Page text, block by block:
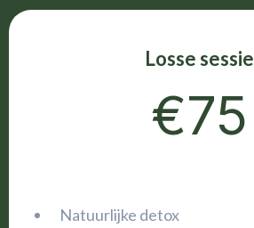
Losse sessie
€75
Natuurlijke detox